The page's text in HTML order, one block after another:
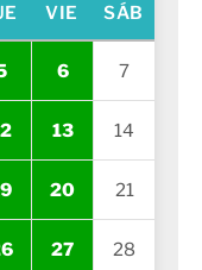
VIE SÁB
6 7
13 14
20 21
27 28